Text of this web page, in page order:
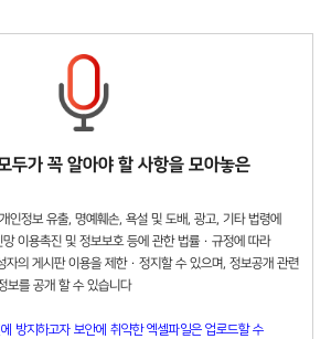
두가 꼭 알아야 할 사항을 모아놓은
인정보 유출, 명예훼손, 욕설 및 도배, 광고, 기타 법령에
이용촉진 및 정보보호 등에 관한 법률 · 규정에 따라
자의 게시판 이용을 제한 · 정지할 수 있으며, 정보공개 관련
보를 공개 할 수 있습니다
방지하고자 보안에 취약한 엑셀파일은 업로드할 수